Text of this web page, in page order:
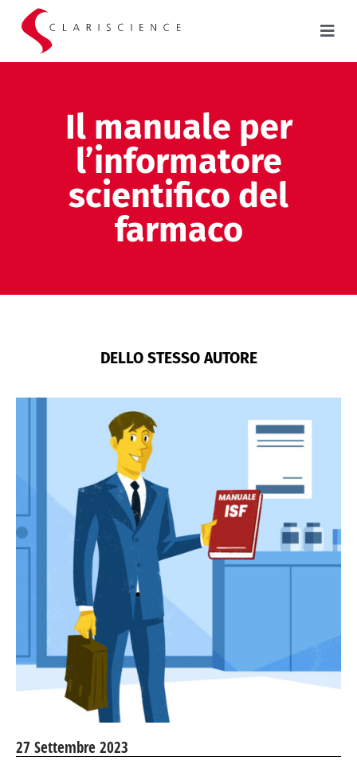
Il manuale per
l’informatore
scientifico del
farmaco
DELLO STESSO AUTORE
27 Settembre 2023